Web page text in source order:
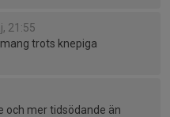
21:55
trots knepiga
och mer tidsödande än